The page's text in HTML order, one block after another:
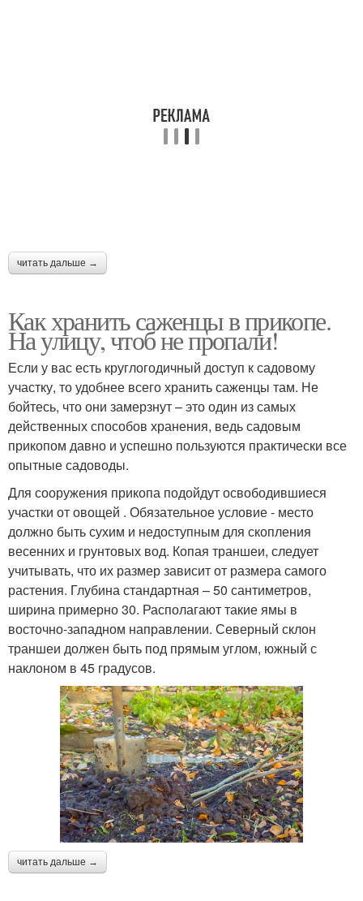
читать дальше →
Как хранить саженцы в прикопе.
На улицу, чтоб не пропали!
Если у вас есть круглогодичный доступ к садовому
участку, то удобнее всего хранить саженцы там. Не
бойтесь, что они замерзнут – это один из самых
действенных способов хранения, ведь садовым
прикопом давно и успешно пользуются практически все
опытные садоводы.
Для сооружения прикопа подойдут освободившиеся
участки от овощей . Обязательное условие - место
должно быть сухим и недоступным для скопления
весенних и грунтовых вод. Копая траншеи, следует
учитывать, что их размер зависит от размера самого
растения. Глубина стандартная – 50 сантиметров,
ширина примерно 30. Располагают такие ямы в
восточно-западном направлении. Северный склон
траншеи должен быть под прямым углом, южный с
наклоном в 45 градусов.
читать дальше →